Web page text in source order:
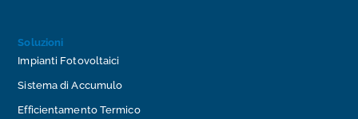
Soluzioni
Impianti Fotovoltaici
Sistema di Accumulo
Efficientamento Termico